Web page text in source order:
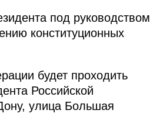
под руководством
конституционных
будет проходить
Российской
улица Большая